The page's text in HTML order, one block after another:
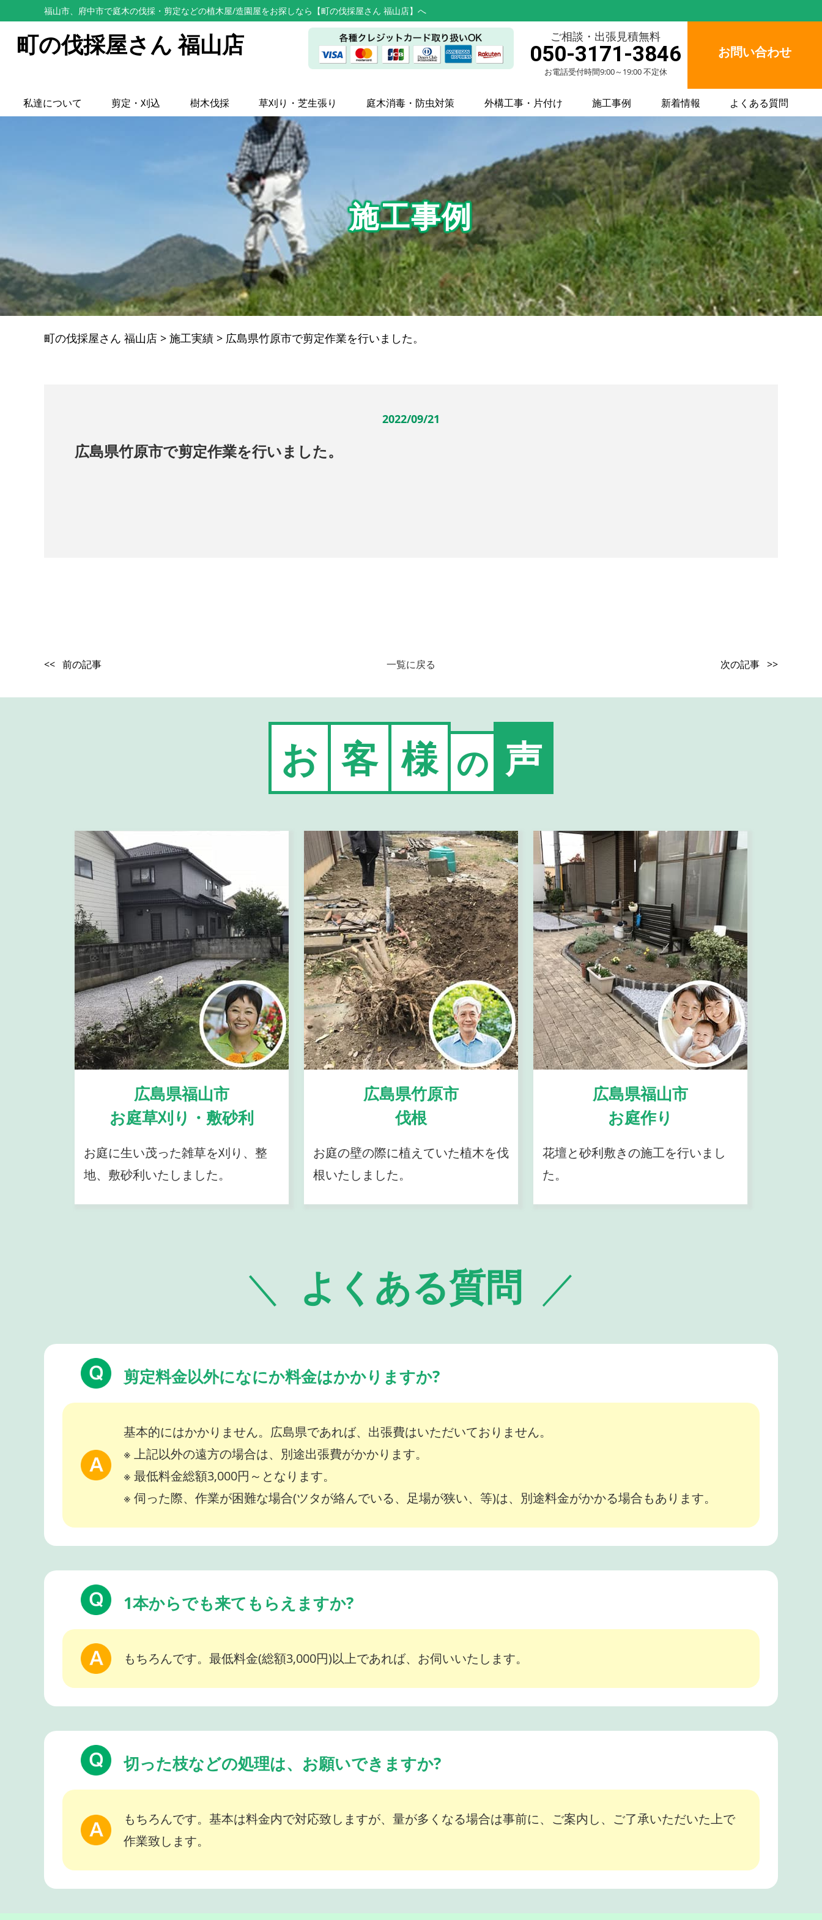
福山市、府中市で庭木の伐採・剪定などの植木屋/造園屋をお探しなら【町の伐採屋さん 福山店】へ
町の伐採屋さん 福山店 ご相談・出張見積無料
050-3171-3846
お電話受付時間9:00～19:00 不定休
お問い合わせ
私達について 剪定・刈込 樹木伐採 草刈り・芝生張り 庭木消毒・防虫対策 外構工事・片付け 施工事例 新着情報 よくある質問
施工事例
町の伐採屋さん 福山店 > 施工実績 > 広島県竹原市で剪定作業を行いました。
2022/09/21
広島県竹原市で剪定作業を行いました。
<< 前の記事 一覧に戻る 次の記事 >>
お 客 様 の 声
広島県福山市
お庭草刈り・敷砂利
お庭に生い茂った雑草を刈り、整
地、敷砂利いたしました。
広島県竹原市
伐根
お庭の壁の際に植えていた植木を伐
根いたしました。
広島県福山市
お庭作り
花壇と砂利敷きの施工を行いまし
た。
よくある質問
剪定料金以外になにか料金はかかりますか?
基本的にはかかりません。広島県であれば、出張費はいただいておりません。
※ 上記以外の遠方の場合は、別途出張費がかかります。
※ 最低料金総額3,000円～となります。
※ 伺った際、作業が困難な場合(ツタが絡んでいる、足場が狭い、等)は、別途料金がかかる場合もあります。
1本からでも来てもらえますか?
もちろんです。最低料金(総額3,000円)以上であれば、お伺いいたします。
切った枝などの処理は、お願いできますか?
もちろんです。基本は料金内で対応致しますが、量が多くなる場合は事前に、ご案内し、ご了承いただいた上で
作業致します。